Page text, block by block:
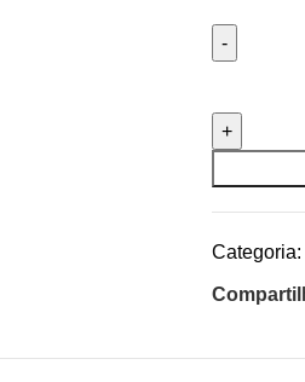
Categoria: